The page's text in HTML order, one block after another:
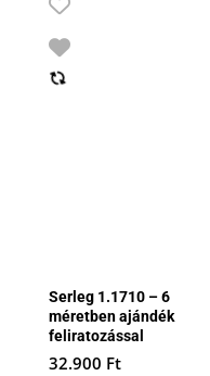
Serleg 1.1710 – 6
méretben ajándék
feliratozással
32.900 Ft